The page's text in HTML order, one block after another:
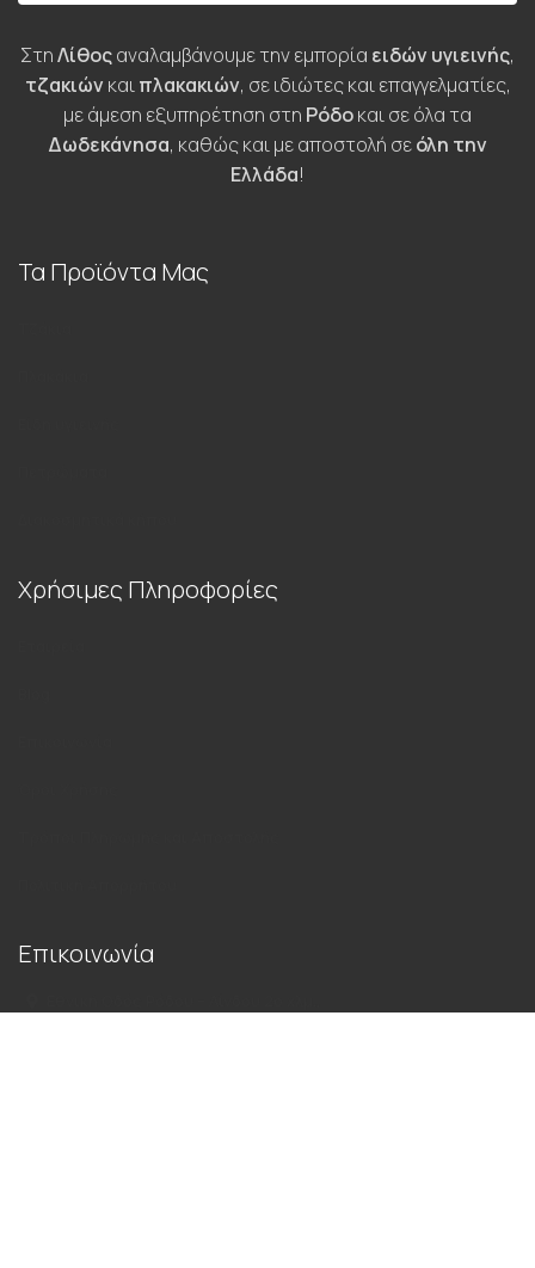
ΣτηΛίθοςαναλαμβάνουμε την εμπορία ειδών υγιεινής,
τζακιών καιπλακακιών, σε ιδιώτες και επαγγελματίες,
με άμεση εξυπηρέτηση στη Ρόδοκαι σε όλα τα
Δωδεκάνησα, καθώς και με αποστολή σεόλη την
Ελλάδα!
Τα Προϊόντα Μας
Χρήσιμες Πληροφορίες
Επικοινωνία
Ρόδος Τ.Κ. 85100